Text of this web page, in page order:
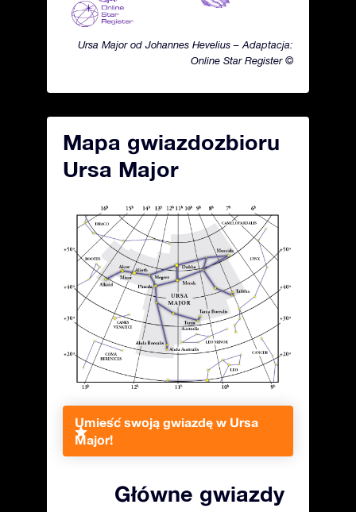
Ursa Major od Johannes Hevelius – Adaptacja:
Online Star Register ©
Mapa gwiazdozbioru
Ursa Major
Umieść swoją gwiazdę w Ursa
Major!
Główne gwiazdy